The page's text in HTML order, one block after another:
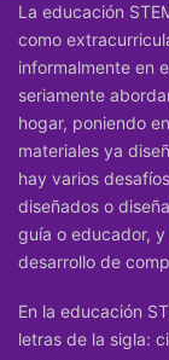
La educación
como
informalmente en
seriamente
hogar, poniendo
materiales ya
hay varios
diseñados o
guía o educador,
desarrollo de
En la educación
letras de la sigla: